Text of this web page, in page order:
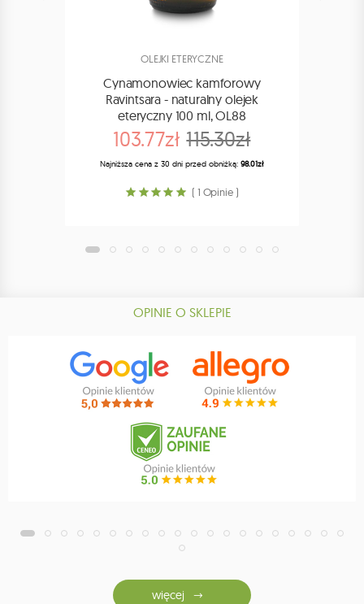
OLEJKI ETERYCZNE
Cynamonowiec kamforowy
Ravintsara - naturalny olejek
eteryczny 100 ml, OL88
103.77zł 115.30zł
Najniższa cena z 30 dni przed obniżką: 98.01zł
( 1 Opinie )
OPINIE O SKLEPIE
więcej